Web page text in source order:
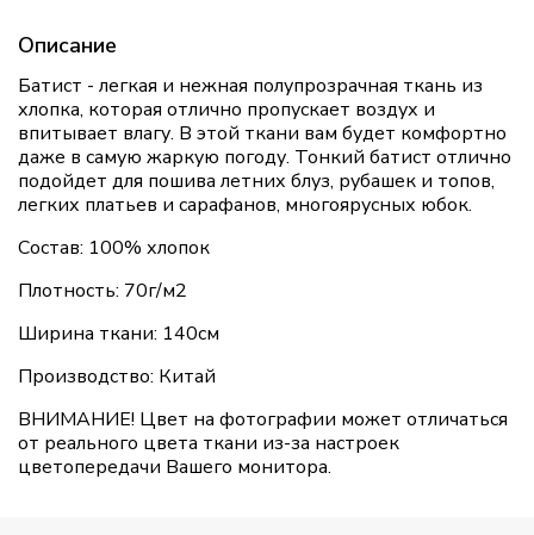
Описание
Батист - легкая и нежная полупрозрачная ткань из
хлопка, которая отлично пропускает воздух и
впитывает влагу. В этой ткани вам будет комфортно
даже в самую жаркую погоду. Тонкий батист отлично
подойдет для пошива летних блуз, рубашек и топов,
легких платьев и сарафанов, многоярусных юбок.
Состав: 100% хлопок
Плотность: 70г/м2
Ширина ткани: 140см
Производство: Китай
ВНИМАНИЕ! Цвет на фотографии может отличаться
от реального цвета ткани из-за настроек
цветопередачи Вашего монитора.